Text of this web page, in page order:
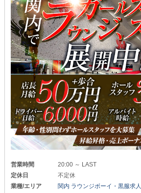
営業時間
20:00 ～ LAST
定休日
不定休
業種/エリア
関内 ラウンジボーイ・黒服求人